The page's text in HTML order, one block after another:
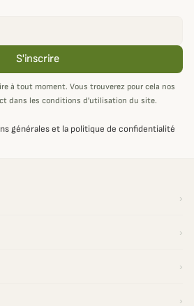
S'inscrire
à tout moment. Vous trouverez pour cela nos
dans les conditions d'utilisation du site.
générales et la politique de confidentialité